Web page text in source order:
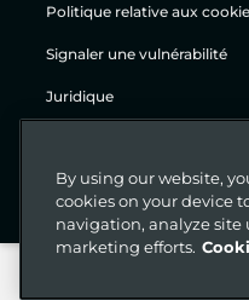
Politique relative aux
Signaler une vulnérabilité
Juridique
© Gigamon 2026
By using our website,
cookies on your device
navigation, analyze site
marketing efforts.